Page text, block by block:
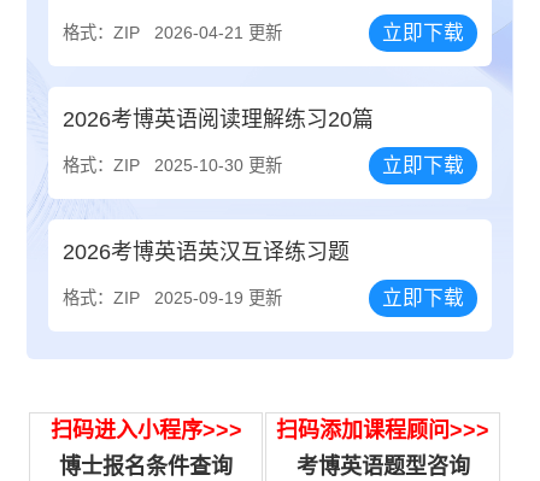
格式：ZIP 2026-04-21 更新 立即下载
2026考博英语阅读理解练习20篇
格式：ZIP 2025-10-30 更新 立即下载
2026考博英语英汉互译练习题
格式：ZIP 2025-09-19 更新 立即下载
扫码进入小程序>>>
博士报名条件查询
扫码添加课程顾问>>>
考博英语题型咨询